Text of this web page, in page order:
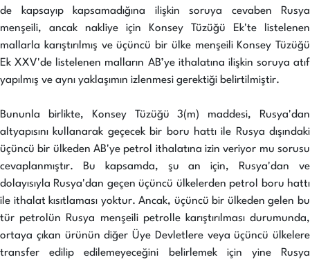
de kapsayıp kapsamadığına ilişkin soruya cevaben Rusya
menşeili, ancak nakliye için Konsey Tüzüğü Ek'te listelenen
mallarla karıştırılmış ve üçüncü bir ülke menşeili Konsey Tüzüğü
Ek XXV'de listelenen malların AB’ye ithalatına ilişkin soruya atıf
yapılmış ve aynı yaklaşımın izlenmesi gerektiği belirtilmiştir.
Bununla birlikte, Konsey Tüzüğü 3(m) maddesi, Rusya'dan
altyapısını kullanarak geçecek bir boru hattı ile Rusya dışındaki
üçüncü bir ülkeden AB'ye petrol ithalatına izin veriyor mu sorusu
cevaplanmıştır. Bu kapsamda, şu an için, Rusya'dan ve
dolayısıyla Rusya'dan geçen üçüncü ülkelerden petrol boru hattı
ile ithalat kısıtlaması yoktur. Ancak, üçüncü bir ülkeden gelen bu
tür petrolün Rusya menşeili petrolle karıştırılması durumunda,
ortaya çıkan ürünün diğer Üye Devletlere veya üçüncü ülkelere
transfer edilip edilemeyeceğini belirlemek için yine Rusya